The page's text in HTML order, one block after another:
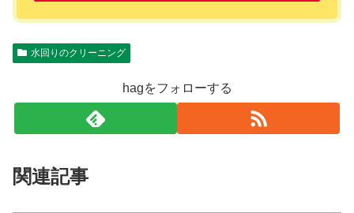
水回りのクリーニング
hagをフォローする
関連記事